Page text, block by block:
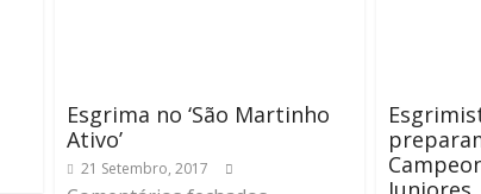
Esgrima no ‘São Martinho
Ativo’
21 Setembro, 2017